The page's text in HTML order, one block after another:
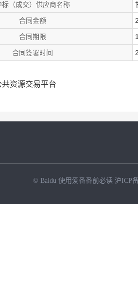
标（成交）供应商名称
合同金额
合同期限
合同签署时间
资源交易平台
© Baidu 使用爱番番前必读 沪ICP